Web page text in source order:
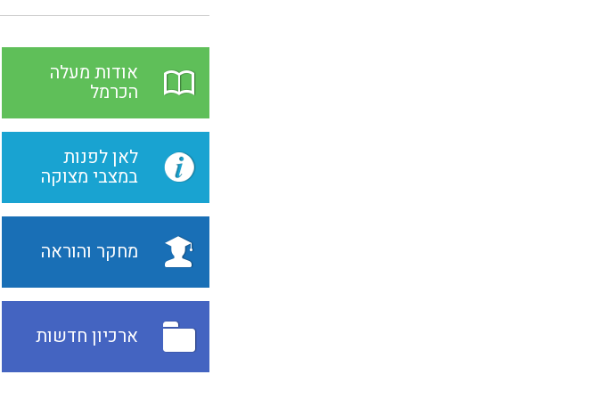
אודות מעלה
הכרמל
לאן לפנות
במצבי מצוקה
מחקר והוראה
ארכיון חדשות